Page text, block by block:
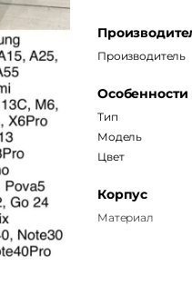
Производитель
Тип
Модель
Цвет
Корпус
Материал